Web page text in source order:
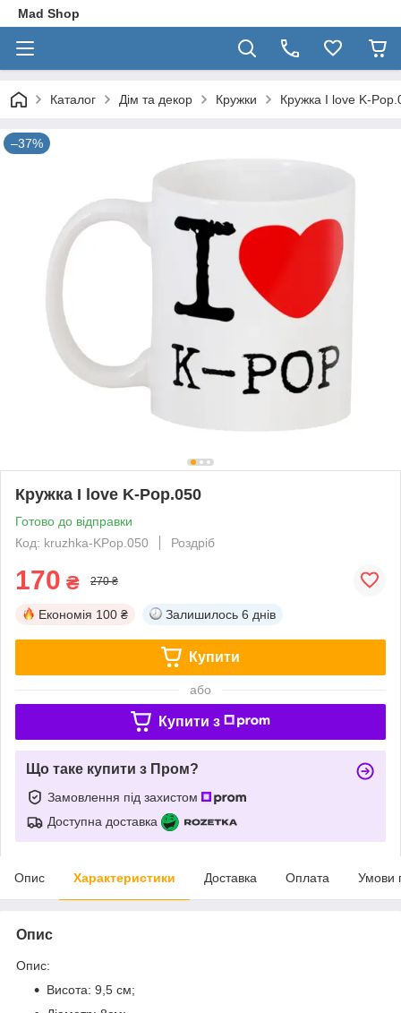
Mad Shop
Каталог Дім та декор Кружки Кружка I love K-
–37%
Кружка I love K-Pop.050
Готово до відправки
Код: kruzhka-KPop.050
Роздріб
170 ₴ 270 ₴
Економія 100 ₴ Залишилось 6 днів
Купити
або
Купити з
Що таке купити з Пром?
Замовлення під захистом
Доступна доставка
Опис Характеристики Доставка Оплата Умови
Опис
Опис:
Висота: 9,5 см;